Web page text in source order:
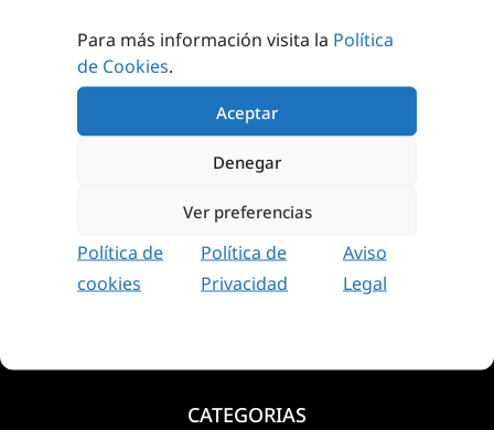
Para más información visita la Política
de Cookies.
Aceptar
Denegar
Ver preferencias
Política de
cookies
Política de
Privacidad
Aviso
Legal
CATÁLOGOS 24/25 y 25/26
CONTACTO
CATEGORIAS